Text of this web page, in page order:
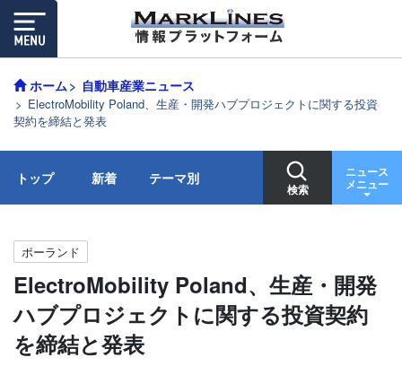
ホーム 自動車産業ニュース
ElectroMobility Poland、生産・開発ハブプロジェクトに関する投資
契約を締結と発表
トップ 新着 テーマ別
検索
ニュース
メニュー
ポーランド
ElectroMobility Poland、生産・開発
ハブプロジェクトに関する投資契約
を締結と発表